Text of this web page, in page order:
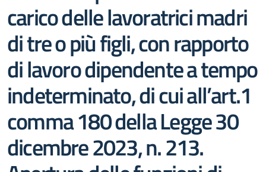
carico delle lavoratrici madri
di tre o più figli, con rapporto
di lavoro dipendente a tempo
indeterminato, di cui all’art.1
comma 180 della Legge 30
dicembre 2023, n. 213.